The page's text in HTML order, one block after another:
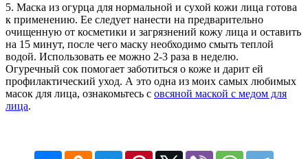
5. Маска из огурца для нормальной и сухой кожи лица готова
к применению. Ее следует нанести на предварительно
очищенную от косметики и загрязнений кожу лица и оставить
на 15 минут, после чего маску необходимо смыть теплой
водой. Использовать ее можно 2-3 раза в неделю.
Огуречный сок помогает заботиться о коже и дарит ей
профилактический уход. А это одна из моих самых любимых
масок для лица, ознакомьтесь с овсяной маской с медом для
лица.